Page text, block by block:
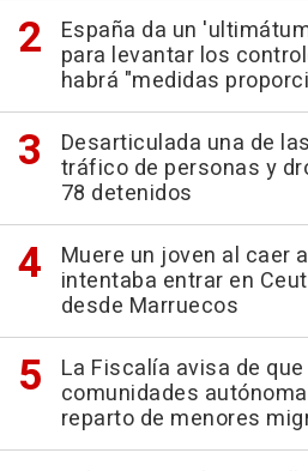
España da un
para levantar los
habrá "medidas
Desarticulada una de
tráfico de personas y
78 detenidos
Muere un joven al caer
intentaba entrar en
desde Marruecos
La Fiscalía avisa de
comunidades
reparto de menores